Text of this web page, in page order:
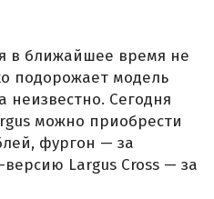
в ближайшее время не
подорожает модель
неизвестно. Сегодня
можно приобрести
фургон — за
версию Largus Cross — за